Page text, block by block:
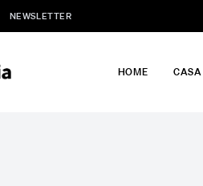
NEWSLETTER
HOME CASA